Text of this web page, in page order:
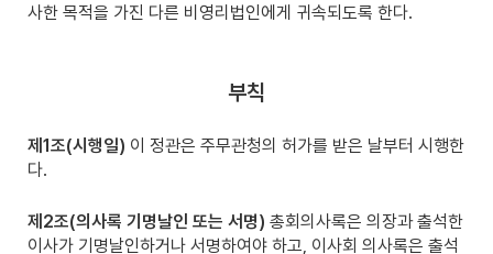
사한 목적을 가진 다른 비영리법인에게 귀속되도록 한다.
부칙
제1조(시행일) 이 정관은 주무관청의 허가를 받은 날부터 시행한
다.
제2조(의사록 기명날인 또는 서명) 총회의사록은 의장과 출석한
이사가 기명날인하거나 서명하여야 하고, 이사회 의사록은 출석